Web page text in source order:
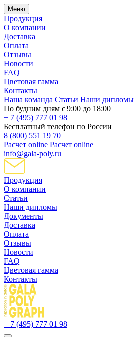
Меню
Продукция
О компании
Доставка
Оплата
Отзывы
Новости
FAQ
Цветовая гамма
Контакты
Наша команда Статьи Наши дипломы
По будним дням с 9:00 до 18:00
+ 7 (495) 777 01 98
Бесплатный телефон по России
8 (800) 551 19 70
Расчет online Расчет online
info@gala-poly.ru
Продукция
О компании
Статьи
Наши дипломы
Документы
Доставка
Оплата
Отзывы
Новости
FAQ
Цветовая гамма
Контакты
+ 7 (495) 777 01 98